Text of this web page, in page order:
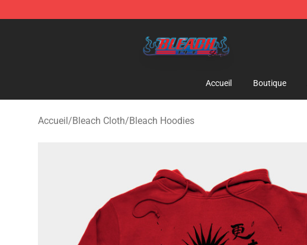
Accueil Boutique
Accueil/Bleach Cloth/Bleach Hoodies